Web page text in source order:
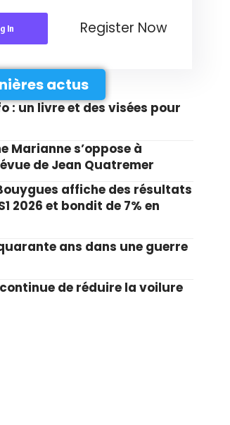
In Register Now
actus
: un livre et des visées pour
Marianne s’oppose à
de Jean Quatremer
affiche des résultats
2026 et bondit de 7% en
ans dans une guerre
de réduire la voilure